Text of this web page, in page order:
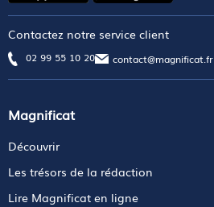
Contactez notre service client
02 99 55 10 20 contact@magnificat.fr
Magnificat
Découvrir
Les trésors de la rédaction
Lire Magnificat en ligne